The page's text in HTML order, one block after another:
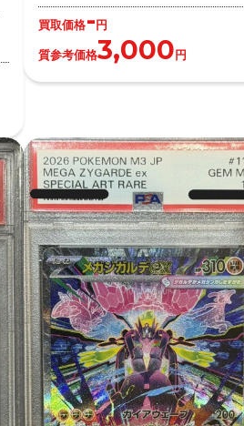
買取価格-円
質参考価格3,000円